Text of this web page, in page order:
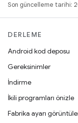
Son güncelleme tarihi:
DERLEME
Android kod deposu
Gereksinimler
İndirme
İkili programları önizle
Fabrika ayarı